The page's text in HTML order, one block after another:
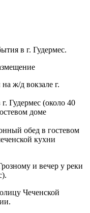
в г. Гудермес.
ж/д вокзале г.
Гудермес (около 40
доме
обед в гостевом
кухни
и вечер у реки
Чеченской